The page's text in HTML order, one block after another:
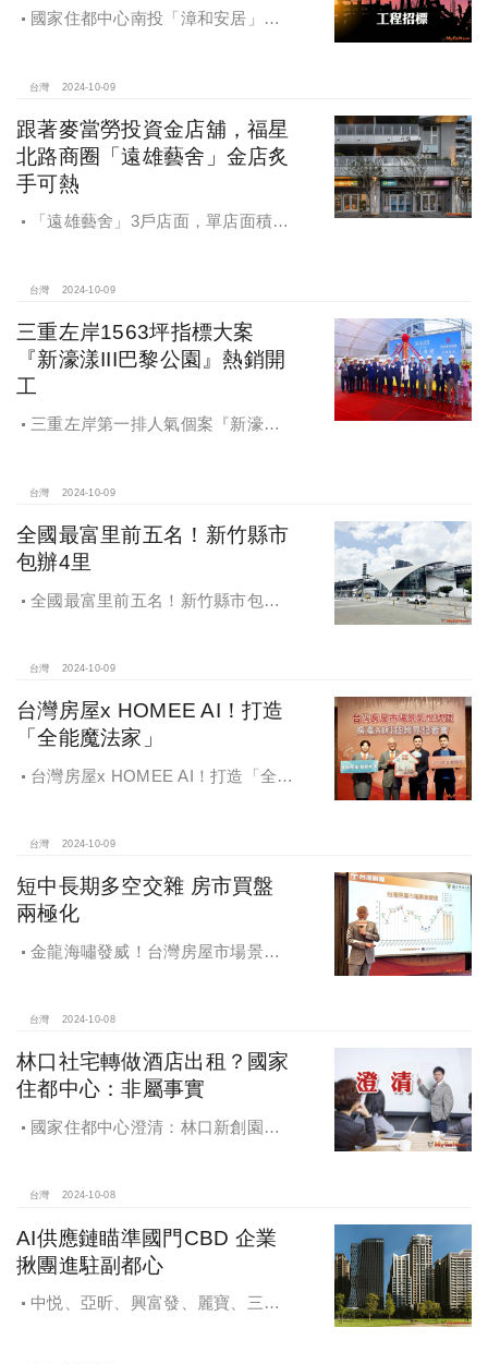
國家住都中心南投「漳和安居」社
台灣 2024-10-09
跟著麥當勞投資金店舖，福星
北路商圈「遠雄藝舍」金店炙
手可熱
「遠雄藝舍」3戶店面，單店面積在
百萬的交易行情
台灣 2024-10-09
三重左岸1563坪指標大案
『新濠漾III巴黎公園』熱銷開
工
三重左岸第一排人氣個案『新濠漾III
台灣 2024-10-09
全國最富里前五名！新竹縣市
包辦4里
全國最富里前五名！新竹縣市包辦4
台灣 2024-10-09
台灣房屋x HOMEE AI！打造
「全能魔法家」
台灣房屋x HOMEE AI！打造「全能
台灣 2024-10-09
短中長期多空交雜 房市買盤
兩極化
金龍海嘯發威！台灣房屋市場景氣
望全壘打
台灣 2024-10-08
林口社宅轉做酒店出租？國家
住都中心：非屬事實
國家住都中心澄清：林口新創園秉
台灣 2024-10-08
AI供應鏈瞄準國門CBD 企業
揪團進駐副都心
中悦、亞昕、興富發、麗寶、三發